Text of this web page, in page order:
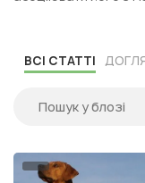
ВСІ СТАТТІ